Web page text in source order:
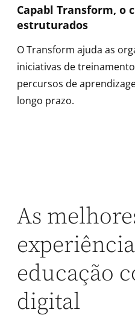
Capabl Transform, o
estruturados
O Transform ajuda as
iniciativas de
percursos de
longo prazo.
As
educação
digital